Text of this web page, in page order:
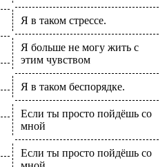
Я в таком стрессе.
Я больше не могу жить с
этим чувством
Я в таком беспорядке.
Если ты просто пойдёшь со
мной
Если ты просто пойдёшь со